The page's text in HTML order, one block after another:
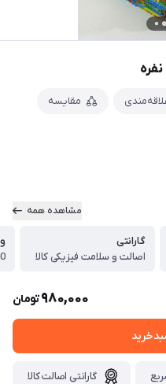
مقایسه
مشاهده همه
گارانتی
اصالت و سلامت فیزیکی کالا
980,000تومان
گارانتی اصالت کالا